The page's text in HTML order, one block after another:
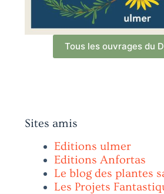
Tous les ouvrages du
Sites amis
Editions ulmer
Editions Anfortas
Le blog des plantes
Les Projets